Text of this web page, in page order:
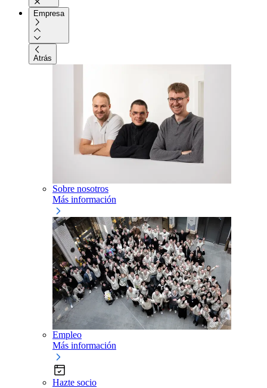
Empresa
Atrás
Sobre nosotros
Más información
Empleo
Más información
Hazte socio